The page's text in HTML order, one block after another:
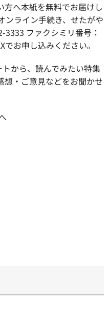
へ本紙を無料でお届けし
ンライン手続き、せたがや
ファクシミリ番号：
お申し込みください。
トから、読んでみたい特集
・ご意見などをお聞かせ